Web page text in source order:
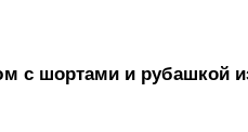
с шортами и рубашкой